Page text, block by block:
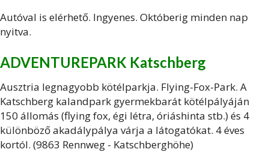
Autóval is elérhető. Ingyenes. Októberig minden nap
nyitva.
ADVENTUREPARK Katschberg
Ausztria legnagyobb kötélparkja. Flying-Fox-Park. A
Katschberg kalandpark gyermekbarát kötélpályáján
150 állomás (flying fox, égi létra, óriáshinta stb.) és 4
különböző akadálypálya várja a látogatókat. 4 éves
kortól. (9863 Rennweg - Katschberghöhe)